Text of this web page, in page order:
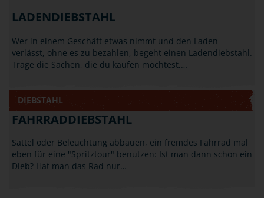
LADENDIEBSTAHL
Wer in einem Geschäft etwas nimmt und den Laden
verlässt, ohne es zu bezahlen, begeht einen Ladendiebstahl.
Trage die Sachen, die du kaufen möchtest,…
DIEBSTAHL
FAHRRADDIEBSTAHL
Sattel oder Beleuchtung abbauen, ein fremdes Fahrrad mal
eben für eine "Spritztour" benutzen: Ist man dann schon ein
Dieb? Hat man das Rad nur…